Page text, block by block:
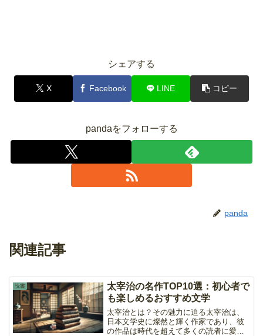
シェアする
X Facebook LINE コピー
pandaをフォローする
panda
関連記事
読書
太宰治の名作TOP10選：初心者で
も楽しめるおすすめ文学
太宰治とは？その魅力に迫る太宰治は、
日本文学史に燦然と輝く作家であり、彼
の作品は時代を超えて多くの読者に愛さ